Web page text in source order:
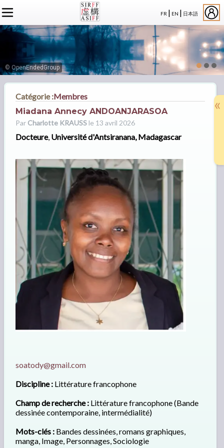
FR | EN | 日本語
L'ASSOCIATION
À PROPOS
ADHÉSION
CRÉDITS
ACTUALITÉS SIRFF
NOS CONGRÈS
SÉMINAIRES
PUBLICATIONS
ACTUALITÉS SUR LA FICTION
ÉVÉNEMENTS
PUBLICATIONS
MEMBRES
LE BUREAU
LE CONSEIL D’ADMINISTRATION
MEMBRES FONDATEURS
LES MEMBRES
© OpenEndedGroup
Catégorie :Membres
Miadana Annecy ANDOANJARASOA
Par Charlotte KRAUSSle 13 avril 2026
Docteure, Université d'Antsiranana, Madagascar
soatody@gmail.com
Discipline :Littérature francophone
Champ de recherche :Littérature francophone (Bande
dessinée contemporaine, intermédialité)
Mots-clés :Bandes dessinées, romans graphiques,
manga, Image, Personnages, Sociologie
«